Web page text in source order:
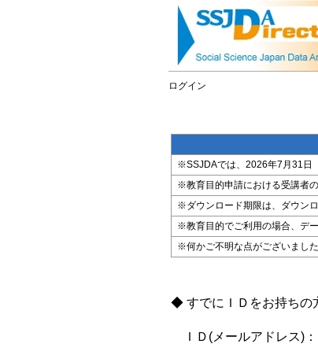
ログイン
※SSJDAでは、2026年7月31日
※教育目的申請における受講者
※ダウンロード期限は、ダウン
※教育目的でご利用の場合、デ
※何かご不明な点がございまし
◆ すでにＩＤをお持ちの
ＩＤ(メールアドレス)：